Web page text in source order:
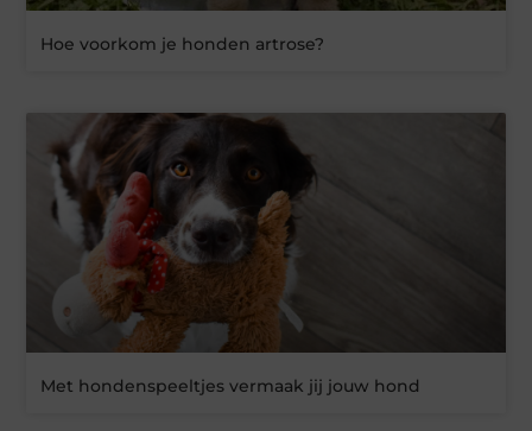
Hoe voorkom je honden artrose?
Met hondenspeeltjes vermaak jij jouw hond